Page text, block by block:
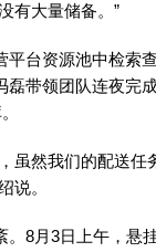
有大量储备。”
台资源池中检索
带领团队连夜完
然我们的配送任
说。
月3日上午，悬挂